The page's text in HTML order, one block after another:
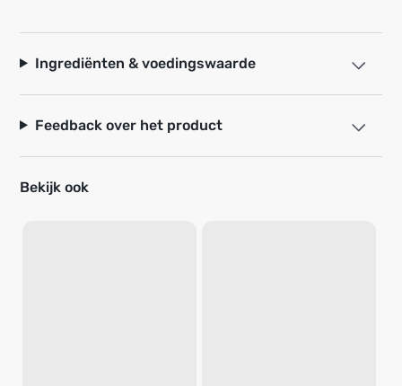
Ingrediënten & voedingswaarde
Feedback over het product
Bekijk ook